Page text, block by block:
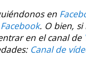
en
. O bien,
en el canal de
Canal de